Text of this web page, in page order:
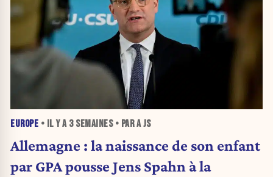
EUROPE • IL Y A 3 SEMAINES• PAR A JS
Allemagne : la naissance de son enfant
par GPA pousse Jens Spahn à la